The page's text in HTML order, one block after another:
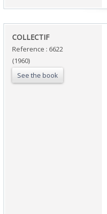
‎COLLECTIF‎
Reference : 6622
(1960)
See the book